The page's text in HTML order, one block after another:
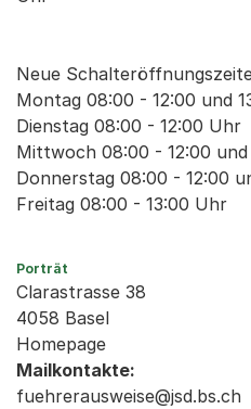
Neue
Montag 08:00 - 12:00 und
Dienstag 08:00 - 12:00 Uhr
Mittwoch 08:00 - 12:00
Donnerstag 08:00 - 12:00
Freitag 08:00 - 13:00 Uhr
Porträt
Clarastrasse 38
4058 Basel
Homepage
Mailkontakte:
fuehrerausweise@jsd.bs.ch